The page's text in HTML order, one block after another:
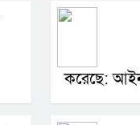
করেছে: